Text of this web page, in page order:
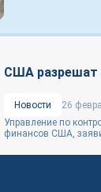
США разрешат
Новости
26
Управление по
финансов США,